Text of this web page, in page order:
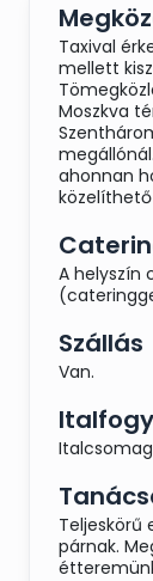
Taxival
mellett
Moszkva
ahonnan
A helyszín
Szállás
Van.
Teljeskörű
párnak.